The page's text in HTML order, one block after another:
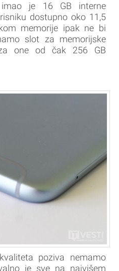
je 16 GB interne
dostupno oko 11,5
memorije ipak ne bi
slot za memorijske
one od čak 256 GB
poziva nemamo
je sve na najvišem